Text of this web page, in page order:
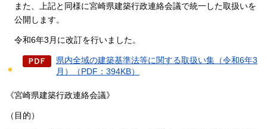
また、上記と同様に宮崎県建築行政連絡会議で統一した取扱いを
公開します。
令和6年3月に改訂を行いました。
県内全域の建築基準法等に関する取扱い集（令和6年3
月）（PDF：394KB）
《宮崎県建築行政連絡会議》
（目的）